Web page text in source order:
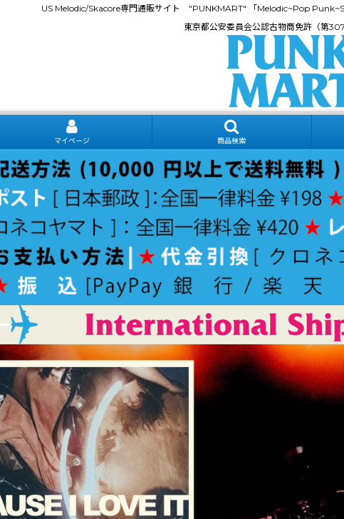
US Melodic/Skacore専門通販サイト "PUNKMART" 「Melodic~Pop
東京都公安委員会公認古物商免許（第
マイページ 商品検索